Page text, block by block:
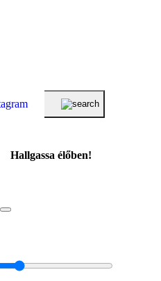
Hallgassa élőben!